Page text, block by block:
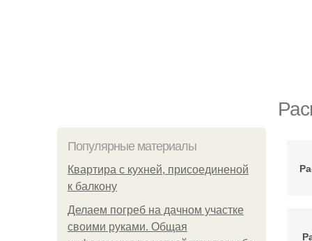
Популярные материалы
Квартира с кухней, присоединеной
к балкону
Делаем погреб на дачном участке
своими руками. Общая